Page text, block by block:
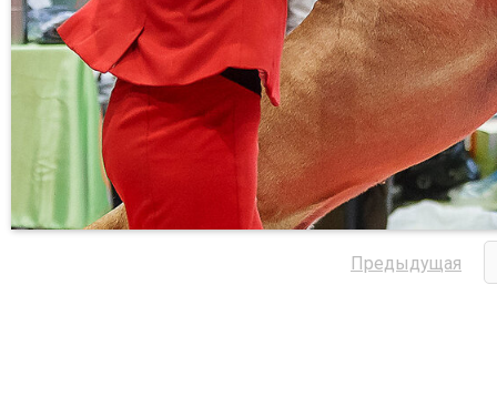
Предыдущая